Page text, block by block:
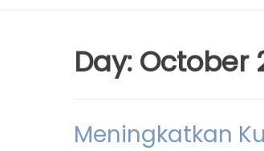
Day: October
Meningkatkan